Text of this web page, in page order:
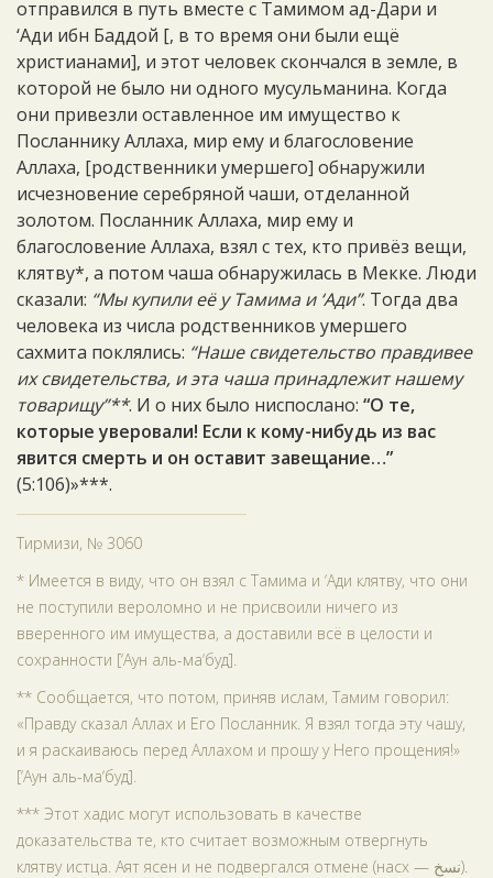
отправился в путь вместе с Тамимом ад-Дари и
‘Ади ибн Баддой [, в то время они были ещё
христианами], и этот человек скончался в земле, в
которой не было ни одного мусульманина. Когда
они привезли оставленное им имущество к
Посланнику Аллаха, мир ему и благословение
Аллаха, [родственники умершего] обнаружили
исчезновение серебряной чаши, отделанной
золотом. Посланник Аллаха, мир ему и
благословение Аллаха, взял с тех, кто привёз вещи,
клятву*, а потом чаша обнаружилась в Мекке. Люди
сказали: “Мы купили её у Тамима и ‘Ади”. Тогда два
человека из числа родственников умершего
сахмита поклялись: “Наше свидетельство правдивее
их свидетельства, и эта чаша принадлежит нашему
товарищу”**. И о них было ниспослано: “О те,
которые уверовали! Если к кому-нибудь из вас
явится смерть и он оставит завещание…”
(5:106)»***.
Тирмизи, № 3060
* Имеется в виду, что он взял с Тамима и ‘Ади клятву, что они
не поступили вероломно и не присвоили ничего из
вверенного им имущества, а доставили всё в целости и
сохранности [‘Аун аль-ма‘буд].
** Сообщается, что потом, приняв ислам, Тамим говорил:
«Правду сказал Аллах и Его Посланник. Я взял тогда эту чашу,
и я раскаиваюсь перед Аллахом и прошу у Него прощения!»
[‘Аун аль-ма‘буд].
*** Этот хадис могут использовать в качестве
доказательства те, кто считает возможным отвергнуть
клятву истца. Аят ясен и не подвергался отмене (насх — نسخ).